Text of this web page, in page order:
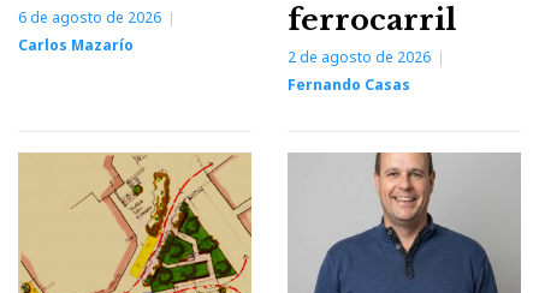
6 de agosto de 2026
Carlos Mazarío
ferrocarril
2 de agosto de 2026
Fernando Casas